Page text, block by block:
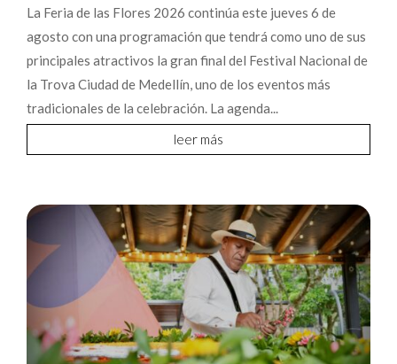
La Feria de las Flores 2026 continúa este jueves 6 de
agosto con una programación que tendrá como uno de sus
principales atractivos la gran final del Festival Nacional de
la Trova Ciudad de Medellín, uno de los eventos más
tradicionales de la celebración. La agenda...
leer más